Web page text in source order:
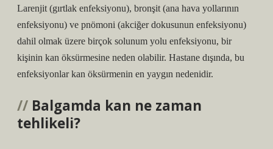
Larenjit (gırtlak enfeksiyonu), bronşit (ana hava yollarının
enfeksiyonu) ve pnömoni (akciğer dokusunun enfeksiyonu)
dahil olmak üzere birçok solunum yolu enfeksiyonu, bir
kişinin kan öksürmesine neden olabilir. Hastane dışında, bu
enfeksiyonlar kan öksürmenin en yaygın nedenidir.
Balgamda kan ne zaman
tehlikeli?